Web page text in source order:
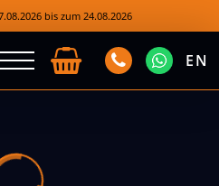
bis zum 24.08.2026
EN